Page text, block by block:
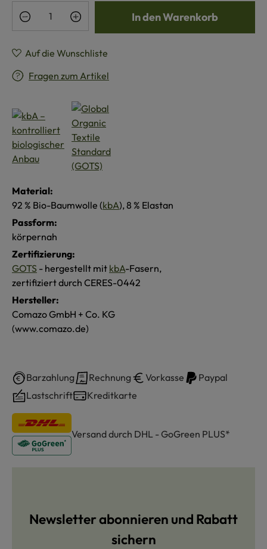
Produkt Anzahl: Gib den gewünschten
In den Warenkorb
Auf die Wunschliste
Fragen zum Artikel
Material:
92 % Bio-Baumwolle (kbA), 8 % Elastan
Passform:
körpernah
Zertifizierung:
GOTS - hergestellt mit kbA-Fasern,
zertifiziert durch CERES-0442
Hersteller:
Comazo GmbH + Co. KG
(www.comazo.de)
Barzahlung Rechnung Vorkasse
Paypal
Lastschrift
Kreditkarte
Versand durch DHL - GoGreen PLUS*
Newsletter abonnieren und Rabatt
sichern